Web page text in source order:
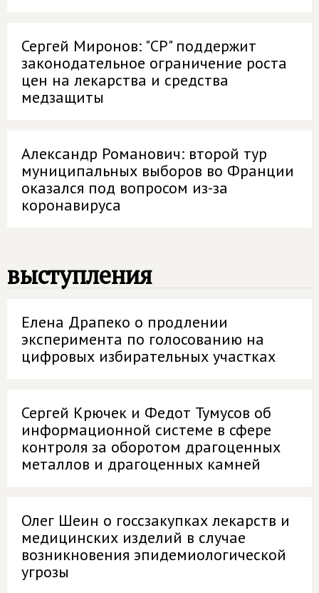
Сергей Миронов: "СР" поддержит
законодательное ограничение роста
цен на лекарства и средства
медзащиты
Александр Романович: второй тур
муниципальных выборов во Франции
оказался под вопросом из-за
коронавируса
выступления
Елена Драпеко о продлении
эксперимента по голосованию на
цифровых избирательных участках
Сергей Крючек и Федот Тумусов об
информационной системе в сфере
контроля за оборотом драгоценных
металлов и драгоценных камней
Олег Шеин о госсзакупках лекарств и
медицинских изделий в случае
возникновения эпидемиологической
угрозы